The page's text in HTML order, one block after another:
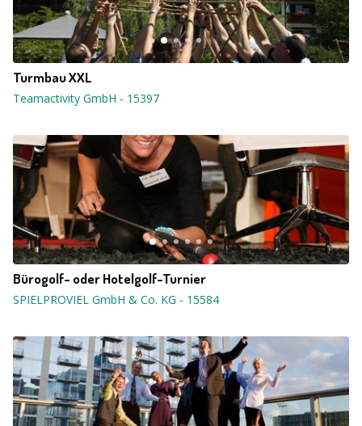
Turmbau XXL
Teamactivity GmbH - 15397
Bürogolf- oder Hotelgolf-Turnier
SPIELPROVIEL GmbH & Co. KG - 15584